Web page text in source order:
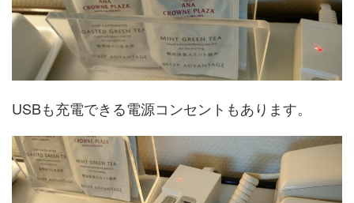
USBも充電できる電源コンセントもあります。